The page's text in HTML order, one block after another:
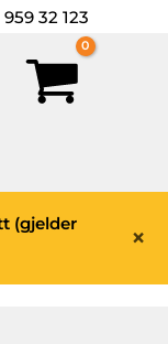
959 32 123
×
(gjelder